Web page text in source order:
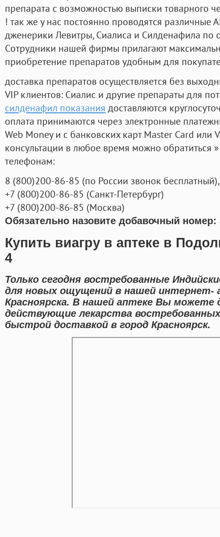
препарата с возможностью выписки товарного
! так же у нас постоянно проводятся
дженерики Левитры, Сиалиса и Силденафила по
Cотрудники нашей фирмы прилагают
приобретение препаратов удобным для
доставка препаратов осуществляется без
VIP клиентов: Сиалис и другие препараты для
силденафил показания доставляются
оплата принимаются через электронные
Web Money и с банковских карт Master Card или
консультации в любое время можно обратиться
телефонам:
8 (800)200-86-85 (по России звонок бесплатный),
+7 (800)200-86-85 (Санкт-Петербург)
+7 (800)200-86-85 (Москва)
Обязательно назовите добавочный номер:
Купить виагру в аптеке в
4
Только сегодня востребованные
для новых ощущений в нашей интернет-
Красноярска. В нашей аптеке Вы можете
действующие лекарства
быстрой доставкой в город Красноярск.